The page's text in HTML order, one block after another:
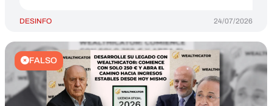
DESINFO 24/07/2026
FALSO